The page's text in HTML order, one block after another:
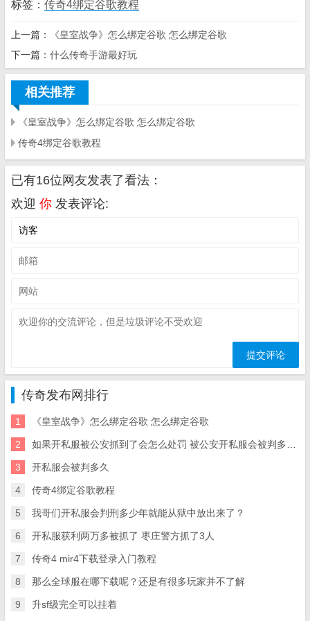
标签： 传奇4绑定谷歌教程
上一篇：
《皇室战争》怎么绑定谷歌 怎么绑定谷歌
下一篇： 什么传奇手游最好玩
相关推荐
《皇室战争》怎么绑定谷歌 怎么绑定谷歌
传奇4绑定谷歌教程
已有16位网友发表了看法：
欢迎 你 发表评论:
传奇发布网排行
1 《皇室战争》怎么绑定谷歌 怎么绑定谷歌
2 如果开私服被公安抓到了会怎么处罚 被公安开私服会被判多久抓到了 会怎么处罚
3 开私服会被判多久
4 传奇4绑定谷歌教程
5 我哥们开私服会判刑多少年就能从狱中放出来了？
6 开私服获利两万多被抓了 枣庄警方抓了3人
7 传奇4 mir4下载登录入门教程
8 那么全球服在哪下载呢？还是有很多玩家并不了解
9 升sf级完全可以挂着